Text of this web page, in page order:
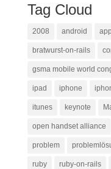
Tag Cloud
2008 android
bratwurst-on-rails
gsma mobile world
ipad iphone
itunes keynote
open handset alliance
problem
ruby ruby-on-rails